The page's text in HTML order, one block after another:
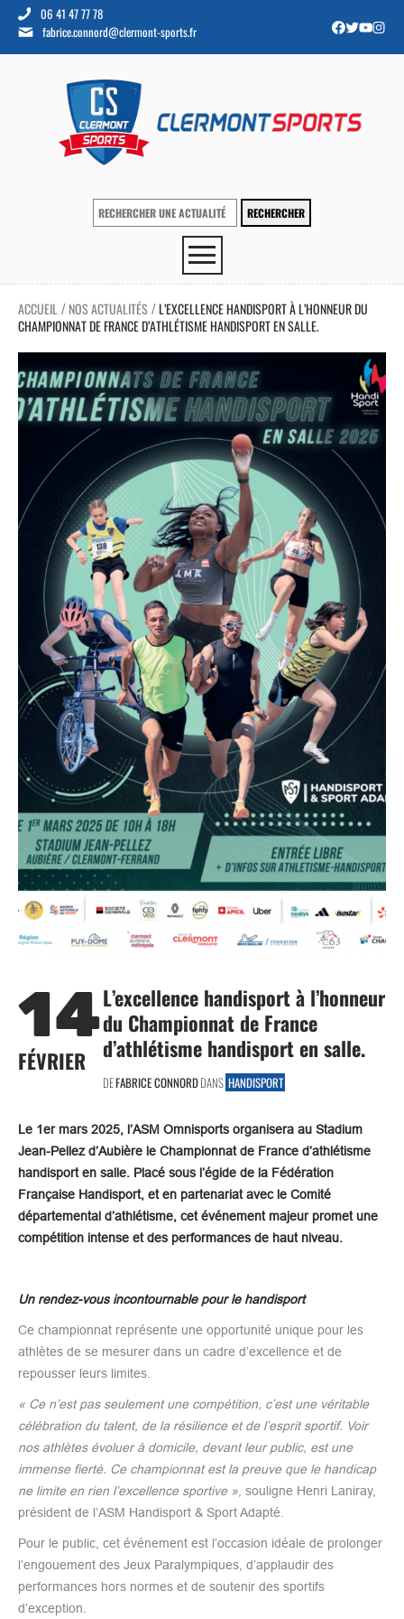
06 41 47 77 78
fabrice.connord@clermont-sports.fr
ACCUEIL / NOS ACTUALITÉS /L’EXCELLENCE HANDISPORT À L’HONNEUR DU
CHAMPIONNAT DE FRANCE D’ATHLÉTISME HANDISPORT EN SALLE.
14
FÉVRIER
L’excellence handisport à l’honneur
du Championnat de France
d’athlétisme handisport en salle.
DEFABRICE CONNORDDANS HANDISPORT
Le 1er mars 2025, l’ASM Omnisports organisera au Stadium
Jean-Pellez d’Aubière le Championnat de France d’athlétisme
handisport en salle. Placé sous l’égide de la Fédération
Française Handisport, et en partenariat avec le Comité
départemental d’athlétisme, cet événement majeur promet une
compétition intense et des performances de haut niveau.
Un rendez-vous incontournable pour le handisport
Ce championnat représente une opportunité unique pour les
athlètes de se mesurer dans un cadre d’excellence et de
repousser leurs limites.
« Ce n’est pas seulement une compétition, c’est une véritable
célébration du talent, de la résilience et de l’esprit sportif. Voir
nos athlètes évoluer à domicile, devant leur public, est une
immense fierté. Ce championnat est la preuve que le handicap
ne limite en rien l’excellence sportive » , souligne Henri Laniray,
président de l’ASM Handisport & Sport Adapté.
Pour le public, cet événement est l’occasion idéale de prolonger
l’engouement des Jeux Paralympiques, d’applaudir des
performances hors normes et de soutenir des sportifs
d’exception.